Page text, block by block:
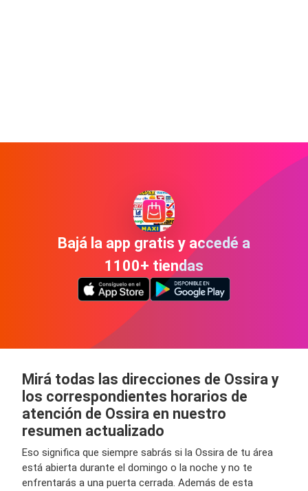
Bajá la app gratis y accedé a
1100+ tiendas
Mirá todas las direcciones de Ossira y
los correspondientes horarios de
atención de Ossira en nuestro
resumen actualizado
Eso significa que siempre sabrás si la Ossira de tu área
está abierta durante el domingo o la noche y no te
enfrentarás a una puerta cerrada. Además de esta